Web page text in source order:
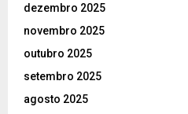
dezembro 2025
novembro 2025
outubro 2025
setembro 2025
agosto 2025